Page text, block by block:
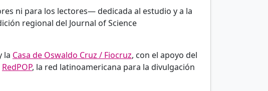
ni para los lectores— dedicada al estudio y a la
regional del Journal of Science
la Casa de Oswaldo Cruz / Fiocruz, con el apoyo del
RedPOP, la red latinoamericana para la divulgación